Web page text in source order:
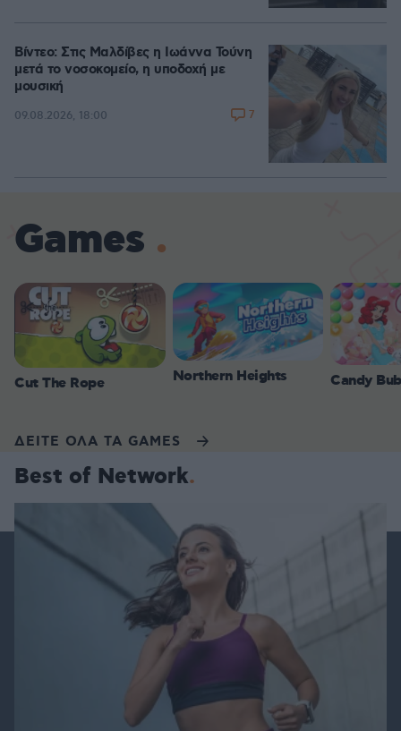
Βίντεο: Στις Μαλδίβες η Ιωάννα Τούνη
μετά το νοσοκομείο, η υποδοχή με
μουσική
09.08.2026, 18:00 7
Games
Cut The Rope Northern Heights Candy
ΔΕΙΤΕ ΟΛΑ ΤΑ GAMES
Best of Network